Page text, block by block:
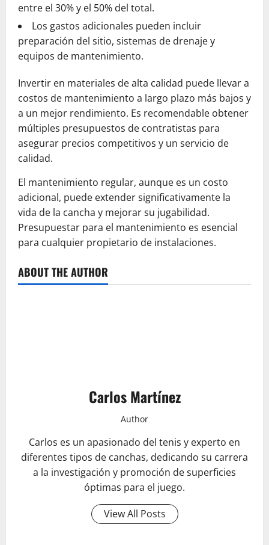
entre el 30% y el 50% del total.
Los gastos adicionales pueden incluir
preparación del sitio, sistemas de drenaje y
equipos de mantenimiento.
Invertir en materiales de alta calidad puede llevar a
costos de mantenimiento a largo plazo más bajos y
a un mejor rendimiento. Es recomendable obtener
múltiples presupuestos de contratistas para
asegurar precios competitivos y un servicio de
calidad.
El mantenimiento regular, aunque es un costo
adicional, puede extender significativamente la
vida de la cancha y mejorar su jugabilidad.
Presupuestar para el mantenimiento es esencial
para cualquier propietario de instalaciones.
ABOUT THE AUTHOR
Carlos Martínez
Author
Carlos es un apasionado del tenis y experto en
diferentes tipos de canchas, dedicando su carrera
a la investigación y promoción de superficies
óptimas para el juego.
View All Posts